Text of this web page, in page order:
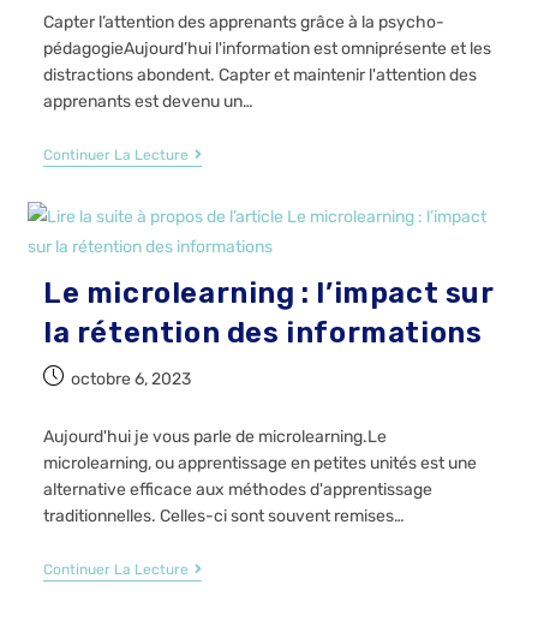
Capter l’attention des apprenants grâce à la psycho-
pédagogieAujourd’hui l'information est omniprésente et les
distractions abondent. Capter et maintenir l'attention des
apprenants est devenu un…
Continuer La Lecture
Le microlearning : l’impact sur
la rétention des informations
octobre 6, 2023
Aujourd'hui je vous parle de microlearning.Le
microlearning, ou apprentissage en petites unités est une
alternative efficace aux méthodes d'apprentissage
traditionnelles. Celles-ci sont souvent remises…
Continuer La Lecture